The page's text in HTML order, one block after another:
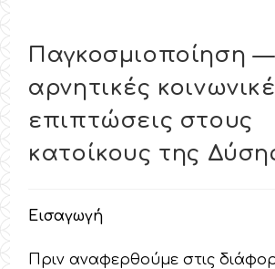
Παγκοσμιοποίηση —
αρνητικές
επιπτώσεις στους
κατοίκους της
Εισαγωγή
Πριν αναφερθούμε στις